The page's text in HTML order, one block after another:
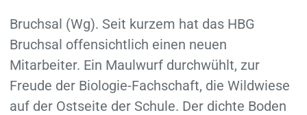
Bruchsal (Wg). Seit kurzem hat das HBG
Bruchsal offensichtlich einen neuen
Mitarbeiter. Ein Maulwurf durchwühlt, zur
Freude der Biologie-Fachschaft, die Wildwiese
auf der Ostseite der Schule. Der dichte Boden